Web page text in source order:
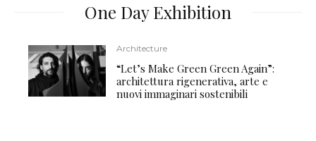
One Day Exhibition
Architecture
“Let’s Make Green Green Again”:
architettura rigenerativa, arte e
nuovi immaginari sostenibili